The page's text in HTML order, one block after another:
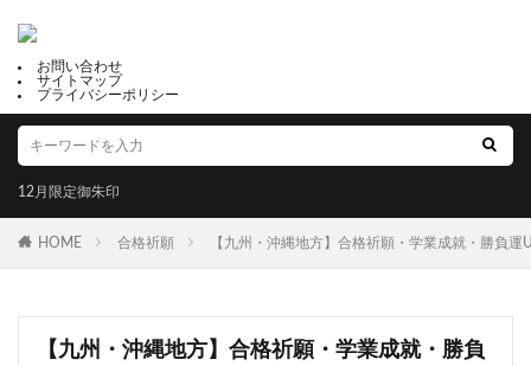
お問い合わせ
サイトマップ
プライバシーポリシー
12月限定御朱印
HOME 合格祈願 【九州・沖縄地方】合格祈願・学業成就・勝負
【九州・沖縄地方】合格祈願・学業成就・勝負